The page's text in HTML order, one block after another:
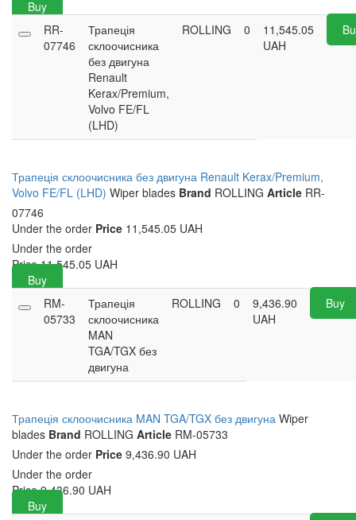
Buy
RR-
07746
Трапеція
склоочисника
без двигуна
Renault
Kerax/Premium,
Volvo FE/FL
(LHD)
ROLLING 0
11,545.05
UAH
Трапеція склоочисника без двигуна Renault Kerax/Premium,
Volvo FE/FL (LHD) Wiper blades Brand ROLLING Article RR-
07746
Under the order Price 11,545.05 UAH
Under the order
Price 11,545.05 UAH
Buy
RM-
05733
Трапеція
склоочисника
MAN
TGA/TGX без
двигуна
ROLLING 0
9,436.90
UAH
Buy
Трапеція склоочисника MAN TGA/TGX без двигуна Wiper
blades Brand ROLLING Article RM-05733
Under the order Price 9,436.90 UAH
Under the order
Price 9,436.90 UAH
Buy